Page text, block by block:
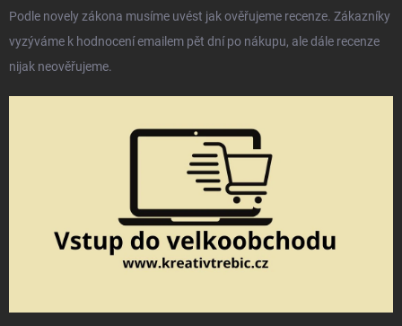
Podle novely zákona musíme uvést jak ověřujeme recenze. Zákazníky
vyzýváme k hodnocení emailem pět dní po nákupu, ale dále recenze
nijak neověřujeme.